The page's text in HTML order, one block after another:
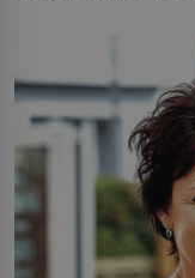
Jsme spolu moc